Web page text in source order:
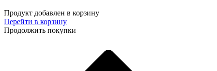
Продукт добавлен в корзину
Перейти в корзину
Продолжить покупки